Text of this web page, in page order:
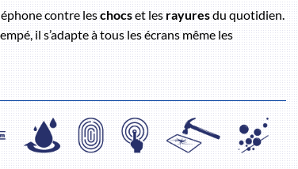
contre leschocset lesrayuresdu quotidien.
il s’adapte à tous les écrans même les